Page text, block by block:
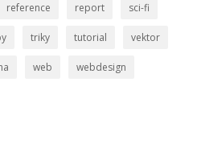
reference report sci-fi
triky tutorial vektor
web webdesign